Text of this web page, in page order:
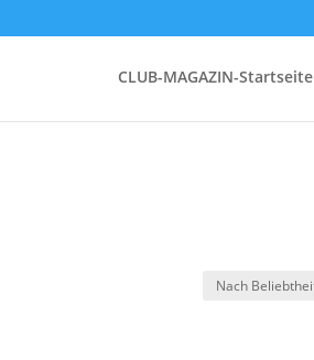
CLUB-MAGAZIN-Startseite